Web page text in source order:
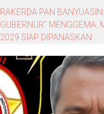
RAKERDA PAN
GUBERNUR” MENGGEMA,
2029 SIAP DIPANASKAN